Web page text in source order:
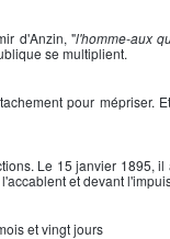
d'Anzin, "l'homme-aux
se multiplient.
pour mépriser.
Le 15 janvier 1895,
et devant
et vingt jours